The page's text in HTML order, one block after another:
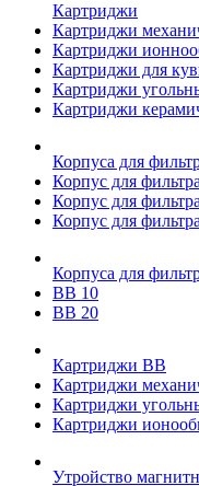
Картриджи
Картриджи
Картриджи
Картриджи для
Картриджи
Картриджи
Корпуса для
Корпус для
Корпус для
Корпус для
Корпуса для
ВВ 10
ВВ 20
Картриджи ВВ
Картриджи
Картриджи
Картриджи
Утройство